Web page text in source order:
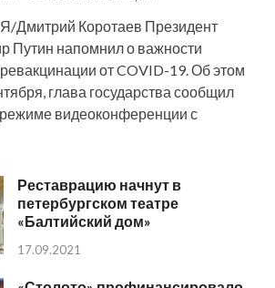
Коротаев Президент
Путин напомнил о важности
от COVID-19. Об этом
глава государства сообщил
видеоконференции с
Реставрацию начнут в
петербургском театре
«Балтийский дом»
17.09.2021